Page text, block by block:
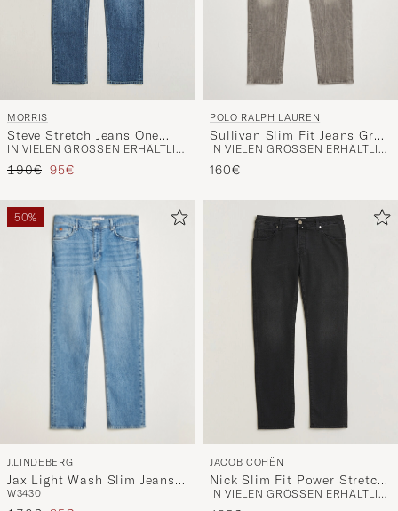
MORRIS
Steve Stretch Jeans One
Year Wash
IN VIELEN GRÖSSEN ERHÄLTLICH
Regulärer Preis
190€ Reduzierter Preis
95€
POLO RALPH LAUREN
Sullivan Slim Fit Jeans Grey
Warren Stretch
IN VIELEN GRÖSSEN ERHÄLTLICH
160€
50%
J.LINDEBERG
Jax Light Wash Slim Jeans
Light Blue
W3430
JACOB COHËN
Nick Slim Fit Power Stretch
Jeans Medium Black WashIN VIELEN GRÖSSEN ERHÄLTLICH